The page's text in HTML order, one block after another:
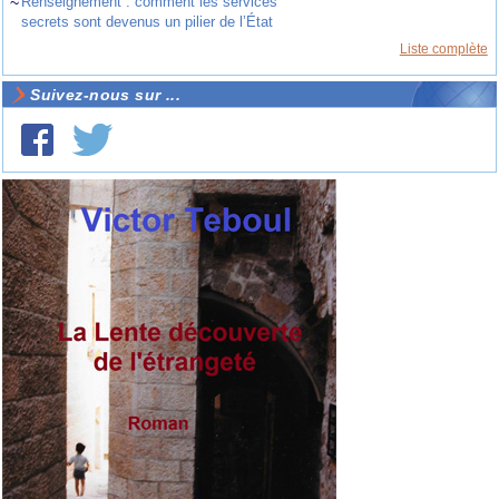
secrets sont devenus un pilier de l’État
Liste complète
Suivez-nous sur ...